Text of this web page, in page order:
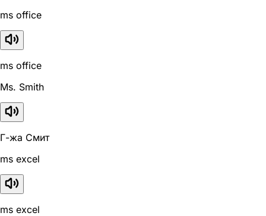
ms office
ms office
Ms. Smith
Г-жа Смит
ms excel
ms excel